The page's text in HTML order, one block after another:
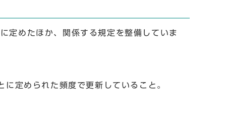
定めたほか、関係する規定を整備していま
定められた頻度で更新していること。